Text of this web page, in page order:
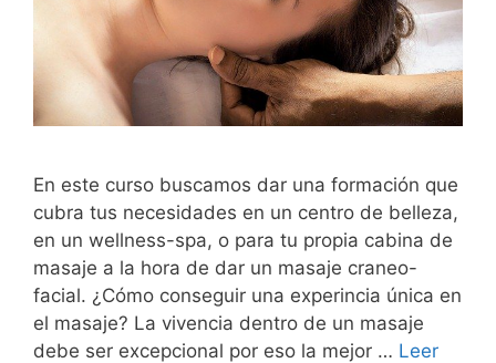
En este curso buscamos dar una formación que
cubra tus necesidades en un centro de belleza,
en un wellness-spa, o para tu propia cabina de
masaje a la hora de dar un masaje craneo-
facial. ¿Cómo conseguir una experincia única en
el masaje? La vivencia dentro de un masaje
debe ser excepcional por eso la mejor … Leer